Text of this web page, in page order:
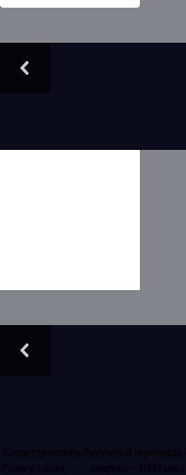
Характеристики битумной черепицы
Размер гонта
ширина - 1000 мм